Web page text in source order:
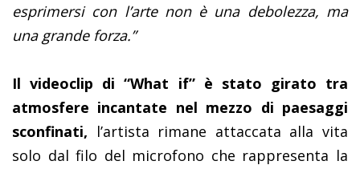
esprimersi con l’arte non è una debolezza, ma
una grande forza.”
Il videoclip di “What if” è stato girato tra
atmosfere incantate nel mezzo di paesaggi
sconfinati, l’artista rimane attaccata alla vita
solo dal filo del microfono che rappresenta la